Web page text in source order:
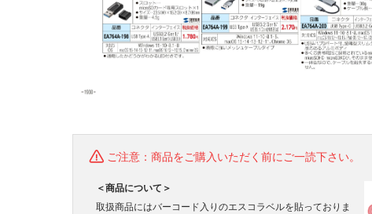
ご注意：商品をご購入いただく前にご一読下さい。
＜商品について＞
取扱商品にはバーコード入りのエスコラベルを貼っておりま